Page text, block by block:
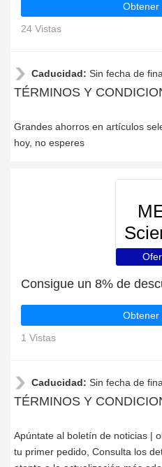
Obtener
24 Vistas
Caducidad: Sin fecha de
TÉRMINOS Y
Grandes ahorros en artículos
hoy, no esperes
Obtener
1 Vistas
Caducidad: Sin fecha de
TÉRMINOS Y
Apúntate al boletín de noticias |
tu primer pedido, Consulta los